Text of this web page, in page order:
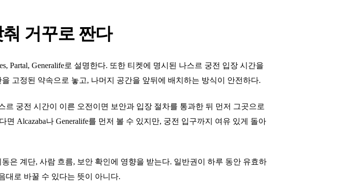
거꾸로 짠다
Partal, Generalife로 설명한다. 또한 티켓에 명시된 나스르 궁전 입장 시간을
고정된 약속으로 놓고, 나머지 공간을 앞뒤에 배치하는 방식이 안전하다.
궁전 시간이 이른 오전이면 보안과 입장 절차를 통과한 뒤 먼저 그곳으로
면 Alcazaba나 Generalife를 먼저 볼 수 있지만, 궁전 입구까지 여유 있게 돌아
은 계단, 사람 흐름, 보안 확인에 영향을 받는다. 일반권이 하루 동안 유효하
대로 바꿀 수 있다는 뜻이 아니다.